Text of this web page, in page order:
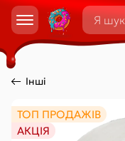
Інші
ТОП ПРОДАЖІВ
АКЦІЯ